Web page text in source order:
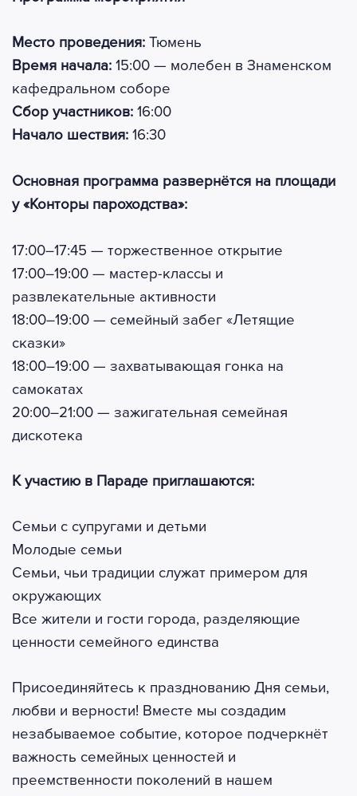
Место проведения: Тюмень
Время начала: 15:00 — молебен в Знаменском
кафедральном соборе
Сбор участников: 16:00
Начало шествия: 16:30
Основная программа развернётся на площади
у «Конторы пароходства»:
17:00–17:45 — торжественное открытие
17:00–19:00 — мастер-классы и
развлекательные активности
18:00–19:00 — семейный забег «Летящие
сказки»
18:00–19:00 — захватывающая гонка на
самокатах
20:00–21:00 — зажигательная семейная
дискотека
К участию в Параде приглашаются:
Семьи с супругами и детьми
Молодые семьи
Семьи, чьи традиции служат примером для
окружающих
Все жители и гости города, разделяющие
ценности семейного единства
Присоединяйтесь к празднованию Дня семьи,
любви и верности! Вместе мы создадим
незабываемое событие, которое подчеркнёт
важность семейных ценностей и
преемственности поколений в нашем